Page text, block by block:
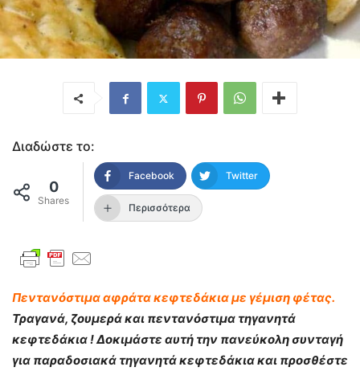
Διαδώστε το:
0
Shares
Facebook Twitter
Περισσότερα
Πεντανόστιμα αφράτα κεφτεδάκια με γέμιση φέτας.
Τραγανά, ζουμερά και πεντανόστιμα τηγανητά
κεφτεδάκια ! Δοκιμάστε αυτή την πανεύκολη συνταγή
για παραδοσιακά τηγανητά κεφτεδάκια και προσθέστε